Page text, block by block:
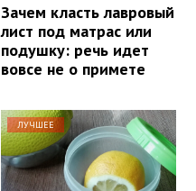
Зачем класть лавровый
лист под матрас или
подушку: речь идет
вовсе не о примете
ЛУЧШЕЕ